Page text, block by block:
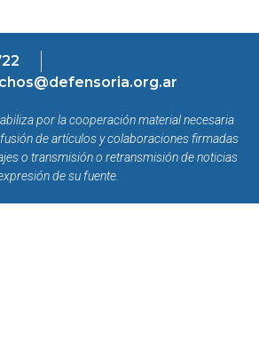
por la cooperación material necesaria
de artículos y colaboraciones firmadas
o transmisión o retransmisión de noticias
de su fuente.